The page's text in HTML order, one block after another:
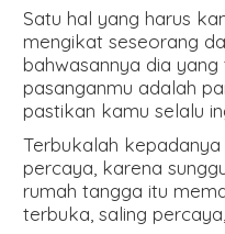
Satu hal yang harus
mengikat seseorang
bahwasannya dia
pasanganmu adalah
pastikan kamu selalu
Terbukalah
percaya, karena
rumah tangga itu
terbuka, saling